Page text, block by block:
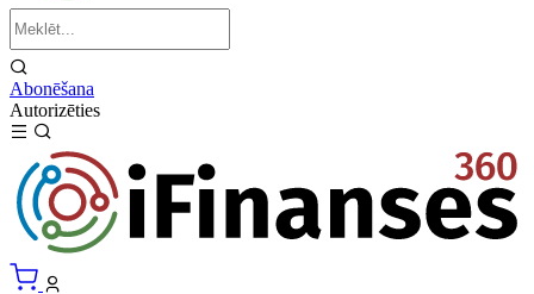
Abonēšana
Autorizēties